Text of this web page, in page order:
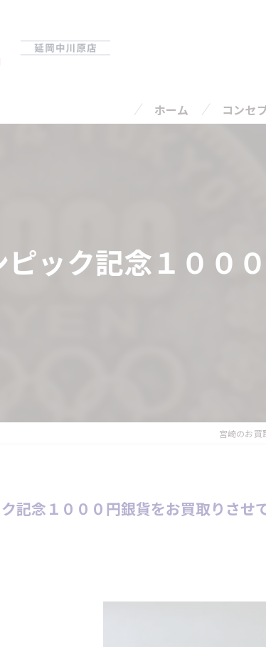
ホーム コンセ
ック記念１００
宮崎のお買
記念１０００円銀貨をお買取りさせ